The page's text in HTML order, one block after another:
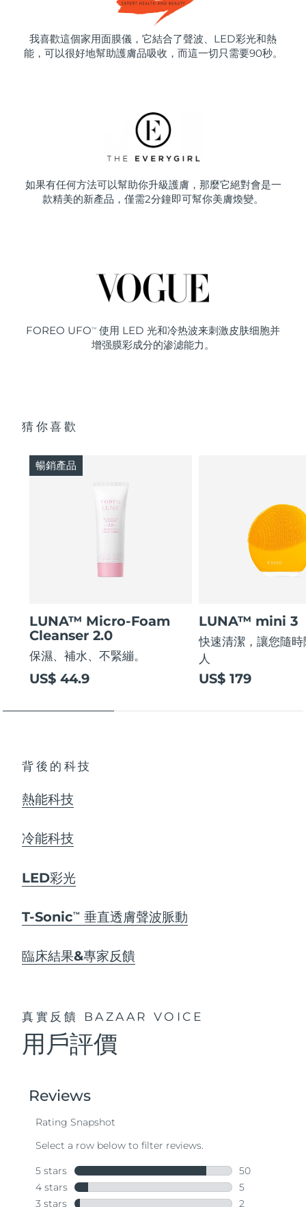
我喜歡這個家用面膜儀，它結合了聲波、LED彩光和熱
能，可以很好地幫助護膚品吸收，而這一切只需要90秒。
如果有任何方法可以幫助你升級護膚，那麼它絕對會是一
款精美的新產品，僅需2分鐘即可幫你美膚煥變。
FOREO UFO TM
使用 LED 光和冷热波来刺激皮肤细胞并
增强膜彩成分的渗滤能力。
猜你喜歡
LUNA™ Micro-Foam
Cleanser 2.0
保濕、補水、不緊繃。
US$ 44.9
暢銷產品
LUNA™ mini 3
快速清潔，讓您隨
人
US$ 179
背後的科技
熱能科技
冷能科技
LED彩光
T-SonicTM 垂直透膚聲波脈動
臨床結果&專家反饋
真實反饋 BAZAAR VOICE
用戶評價